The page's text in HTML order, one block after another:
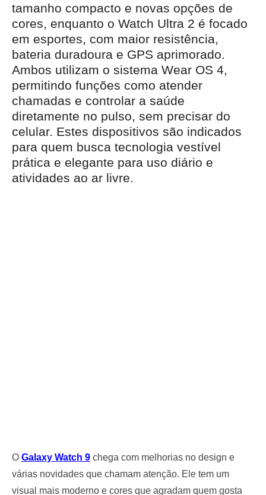
tamanho compacto e novas opções de
cores, enquanto o Watch Ultra 2 é focado
em esportes, com maior resistência,
bateria duradoura e GPS aprimorado.
Ambos utilizam o sistema Wear OS 4,
permitindo funções como atender
chamadas e controlar a saúde
diretamente no pulso, sem precisar do
celular. Estes dispositivos são indicados
para quem busca tecnologia vestível
prática e elegante para uso diário e
atividades ao ar livre.
O Galaxy Watch 9 chega com melhorias no design e
várias novidades que chamam atenção. Ele tem um
visual mais moderno e cores que agradam quem gosta